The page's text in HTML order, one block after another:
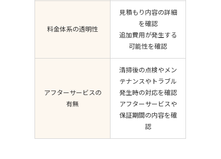
料金体系の透明性
見積もり内容の詳細
を確認
追加費用が発生する
可能性を確認
アフターサービスの
有無
清掃後の点検やメン
テナンスやトラブル
発生時の対応を確認
アフターサービスや
保証期間の内容を確
認